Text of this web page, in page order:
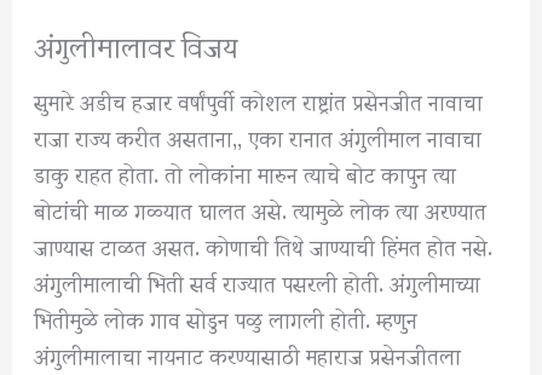
अंगुलीमालावर विजय
सुमारे अडीच हजार वर्षांपुर्वी कोशल राष्ट्रांत प्रसेनजीत नावाचा
राजा राज्य करीत असताना,, एका रानात अंगुलीमाल नावाचा
डाकु राहत होता. तो लोकांना मारुन त्याचे बोट कापुन त्या
बोटांची माळ गळ्यात घालत असे. त्यामुळे लोक त्या अरण्यात
जाण्यास टाळत असत. कोणाची तिथे जाण्याची हिंमत होत नसे.
अंगुलीमालाची भिती सर्व राज्यात पसरली होती. अंगुलीमाच्या
भितीमुळे लोक गाव सोडुन पळु लागली होती. म्हणुन
अंगुलीमालाचा नायनाट करण्यासाठी महाराज प्रसेनजीतला